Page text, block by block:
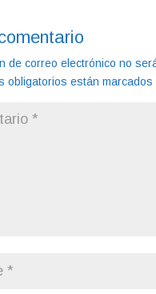
de correo electrónico no
obligatorios están marcados